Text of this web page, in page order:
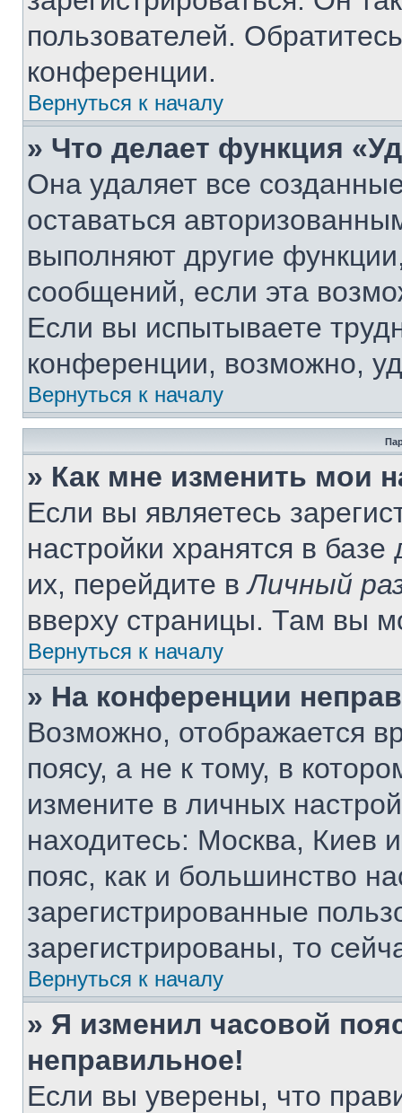
пользователей.
конференции.
Вернуться к началу
» Что делает функция
Она удаляет все
оставаться
выполняют другие
сообщений, если эта
Если вы испытываете
конференции, возможно,
Вернуться к началу
» Как мне изменить мои
Если вы являетесь
настройки хранятся в
их, перейдите вЛичный
вверху страницы. Там вы
Вернуться к началу
» На конференции
Возможно, отображается
поясу, а не к тому, в
измените в личных
находитесь: Москва, Киев
пояс, как и большинство
зарегистрированные
зарегистрированы, то
Вернуться к началу
» Я изменил часовой
неправильное!
Если вы уверены, что